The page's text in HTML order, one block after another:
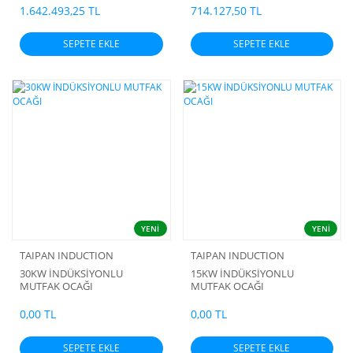
1.642.493,25 TL
SEPETE EKLE
714.127,50 TL
SEPETE EKLE
YENİ
TAIPAN INDUCTION
30KW İNDÜKSİYONLU
MUTFAK OCAĞI
0,00 TL
SEPETE EKLE
YENİ
TAIPAN INDUCTION
15KW İNDÜKSİYONLU
MUTFAK OCAĞI
0,00 TL
SEPETE EKLE